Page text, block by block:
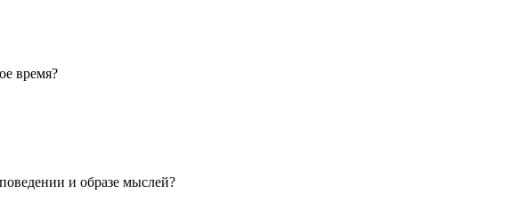
время?
и образе мыслей?